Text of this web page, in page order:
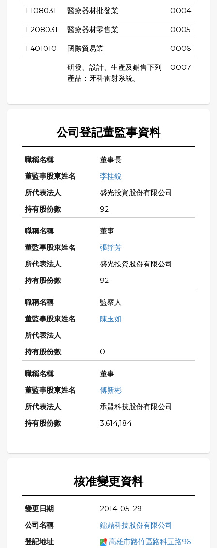
F108031 醫療器材批發業 0004
F208031 醫療器材零售業 0005
F401010 國際貿易業 0006
研發、設計、生產及銷售下列
產品：牙科雷射系統。
0007
公司登記董監事資料
董事長
李桂銳
盛光投資股份有限公司
92
董事
張靜芳
盛光投資股份有限公司
92
監察人
陳玉如
0
董事
傅新彬
承賢科技股份有限公司
3,614,184
核准變更資料
2014-05-29
鐳鼎科技股份有限公司
高雄市路竹區路科五路96